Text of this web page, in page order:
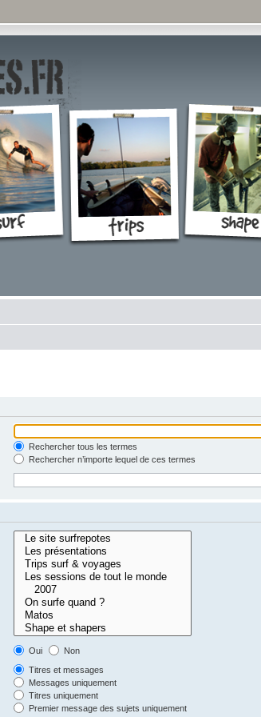
Rechercher tous les termes
Rechercher n’importe lequel de ces termes
Oui
Non
Titres et messages
Messages uniquement
Titres uniquement
Premier message des sujets uniquement